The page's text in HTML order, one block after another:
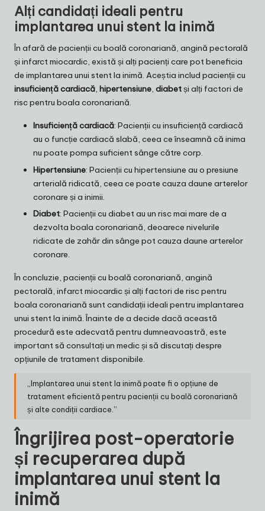
Alți candidați ideali pentru
implantarea unui stent la inimă
În afară de pacienții cu boală coronariană, angină pectorală
și infarct miocardic, există și alți pacienți care pot beneficia
de implantarea unui stent la inimă. Aceștia includ pacienții cu
insuficiență cardiacă, hipertensiune, diabetși alți factori de
risc pentru boala coronariană.
Insuficiență cardiacă: Pacienții cu insuficiență cardiacă
au o funcție cardiacă slabă, ceea ce înseamnă că inima
nu poate pompa suficient sânge către corp.
Hipertensiune: Pacienții cu hipertensiune au o presiune
arterială ridicată, ceea ce poate cauza daune arterelor
coronare și a inimii.
Diabet: Pacienții cu diabet au un risc mai mare de a
dezvolta boala coronariană, deoarece nivelurile
ridicate de zahăr din sânge pot cauza daune arterelor
coronare.
În concluzie, pacienții cu boală coronariană, angină
pectorală, infarct miocardic și alți factori de risc pentru
boala coronariană sunt candidații ideali pentru implantarea
unui stent la inimă. Înainte de a decide dacă această
procedură este adecvată pentru dumneavoastră, este
important să consultați un medic și să discutați despre
opțiunile de tratament disponibile.
„Implantarea unui stent la inimă poate fi o opțiune de
tratament eficientă pentru pacienții cu boală coronariană
și alte condiții cardiace.”
Îngrijirea post-operatorie
și recuperarea după
implantarea unui stent la
inimă